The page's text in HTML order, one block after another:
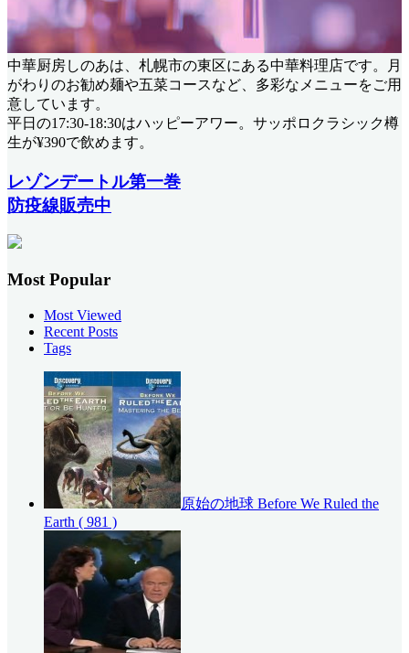
中華厨房しのあは、札幌市の東区にある中華料理店です。月
がわりのお勧め麺や五菜コースなど、多彩なメニューをご用
意しています。
平日の17:30-18:30はハッピーアワー。サッポロクラシック樽
生が¥390で飲めます。
レゾンデートル第一巻
防疫線販売中
Most Popular
Most Viewed
Recent Posts
Tags
原始の地球 Before We Ruled the
Earth ( 981 )